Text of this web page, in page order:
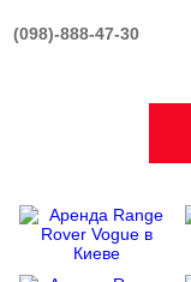
(098)-888-47-30